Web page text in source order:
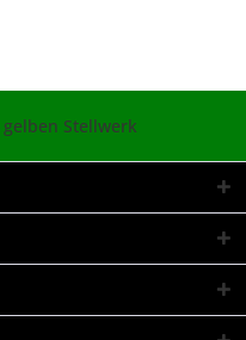
Stellwerk